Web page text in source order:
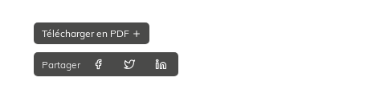
Télécharger en PDF
Partager